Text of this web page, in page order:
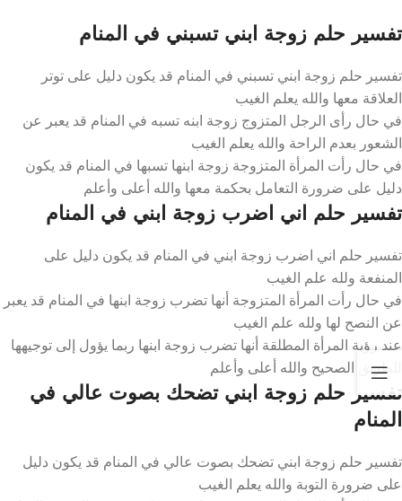
تفسير حلم زوجة ابني تسبني في المنام
تفسير حلم زوجة ابني تسبني في المنام قد يكون دليل على توتر
العلاقة معها والله يعلم الغيب
في حال رأى الرجل المتزوج زوجة ابنه تسبه في المنام قد يعبر عن
الشعور بعدم الراحة والله يعلم الغيب
في حال رأت المرأة المتزوجة زوجة ابنها تسبها في المنام قد يكون
دليل على ضرورة التعامل بحكمة معها والله أعلى وأعلم
تفسير حلم اني اضرب زوجة ابني في المنام
تفسير حلم اني اضرب زوجة ابني في المنام قد يكون دليل على
المنفعة ولله علم الغيب
في حال رأت المرأة المتزوجة أنها تضرب زوجة ابنها في المنام قد يعبر
عن النصح لها ولله علم الغيب
عند رؤية المرأة المطلقة أنها تضرب زوجة ابنها ربما يؤول إلى توجيهها
للطريق الصحيح والله أعلى وأعلم
تفسير حلم زوجة ابني تضحك بصوت عالي في
المنام
تفسير حلم زوجة ابني تضحك بصوت عالي في المنام قد يكون دليل
على ضرورة التوبة والله يعلم الغيب